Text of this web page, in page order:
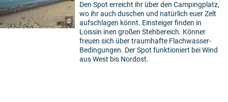
©
Den Spot erreicht ihr über den Campingplatz,
wo ihr auch duschen und natürlich euer Zelt
aufschlagen könnt. Einsteiger finden in
Loissin inen großen Stehbereich. Könner
freuen sich über traumhafte Flachwasser-
Bedingungen. Der Spot funktioniert bei Wind
aus West bis Nordost.